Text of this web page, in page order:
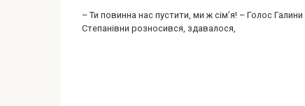
– Ти повинна нас пустити, ми ж сім’я! – Голос Галини
Степанівни розносився, здавалося,